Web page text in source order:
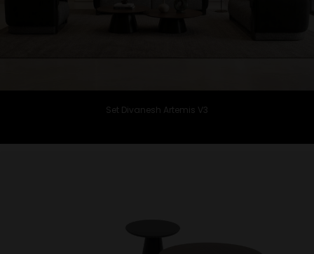
Set Divanesh Artemis V3